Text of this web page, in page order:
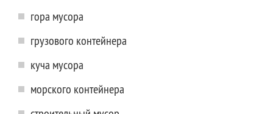
гора мусора
грузового контейнера
куча мусора
морского контейнера